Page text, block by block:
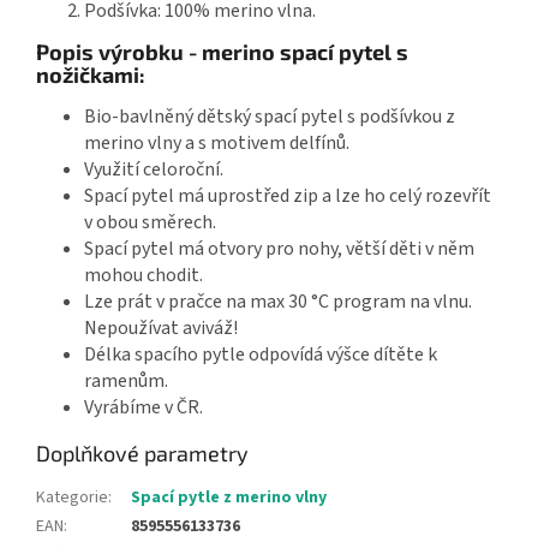
Podšívka: 100% merino vlna.
Popis výrobku - merino spací pytel s
nožičkami:
Bio-bavlněný dětský spací pytel s podšívkou z
merino vlny a s motivem delfínů.
Využití celoroční.
Spací pytel má uprostřed zip a lze ho celý rozevřít
v obou směrech.
Spací pytel má otvory pro nohy, větší děti v něm
mohou chodit.
Lze prát v pračce na max 30 °C program na vlnu.
Nepoužívat aviváž!
Délka spacího pytle odpovídá výšce dítěte k
ramenům.
Vyrábíme v ČR.
Doplňkové parametry
Kategorie:
Spací pytle z merino vlny
EAN:
8595556133736